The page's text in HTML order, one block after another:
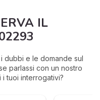
IL
dubbi e le domande sul
parlassi con un nostro
tuoi interrogativi?